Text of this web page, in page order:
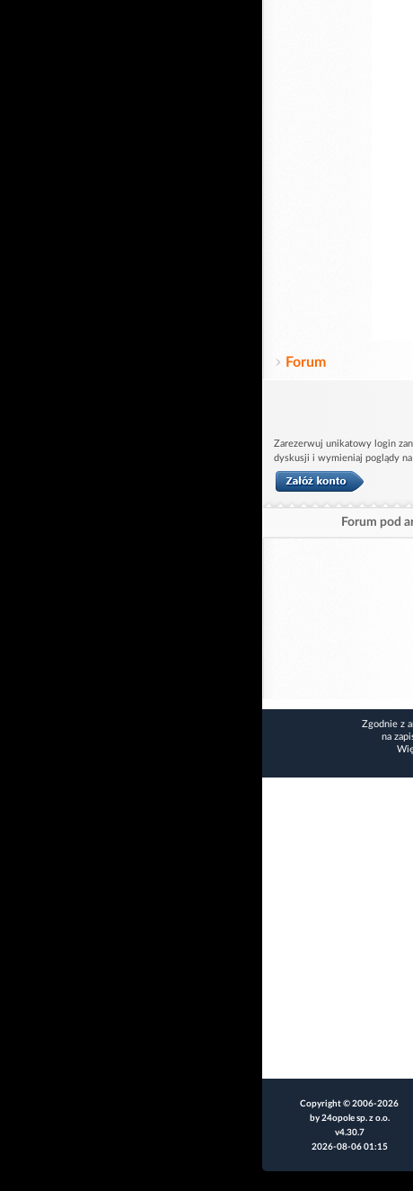
Forum
Zarezerwuj unikatowy login
dyskusji i wymieniaj poglądy
Forum pod
Zgodnie z
na
Copyright © 2006-2026
by 24opole sp. z o.o.
v4.30.7
2026-08-06 01:15